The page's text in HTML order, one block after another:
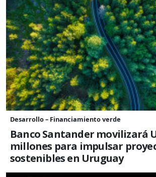
Desarrollo – Financiamiento verde
Banco Santander movilizará
millones para impulsar
sostenibles en Uruguay